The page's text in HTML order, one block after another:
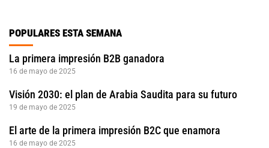
POPULARES ESTA SEMANA
La primera impresión B2B ganadora
16 de mayo de 2025
Visión 2030: el plan de Arabia Saudita para su futuro
19 de mayo de 2025
El arte de la primera impresión B2C que enamora
16 de mayo de 2025